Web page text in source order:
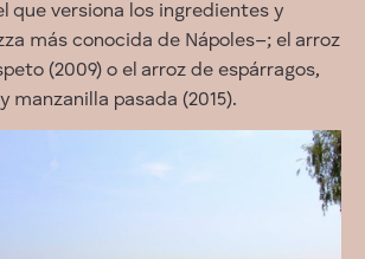
que versiona los ingredientes y
más conocida de Nápoles–; el arroz
(2009) o el arroz de espárragos,
manzanilla pasada (2015).